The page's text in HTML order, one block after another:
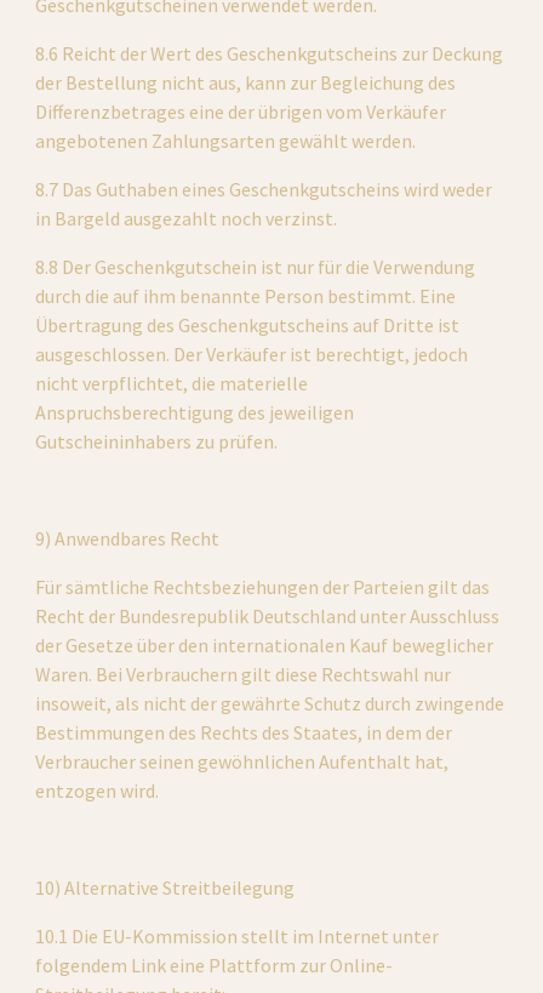
Geschenkgutscheinen verwendet werden.
8.6 Reicht der Wert des Geschenkgutscheins zur Deckung
der Bestellung nicht aus, kann zur Begleichung des
Differenzbetrages eine der übrigen vom Verkäufer
angebotenen Zahlungsarten gewählt werden.
8.7 Das Guthaben eines Geschenkgutscheins wird weder
in Bargeld ausgezahlt noch verzinst.
8.8 Der Geschenkgutschein ist nur für die Verwendung
durch die auf ihm benannte Person bestimmt. Eine
Übertragung des Geschenkgutscheins auf Dritte ist
ausgeschlossen. Der Verkäufer ist berechtigt, jedoch
nicht verpflichtet, die materielle
Anspruchsberechtigung des jeweiligen
Gutscheininhabers zu prüfen.
9) Anwendbares Recht
Für sämtliche Rechtsbeziehungen der Parteien gilt das
Recht der Bundesrepublik Deutschland unter Ausschluss
der Gesetze über den internationalen Kauf beweglicher
Waren. Bei Verbrauchern gilt diese Rechtswahl nur
insoweit, als nicht der gewährte Schutz durch zwingende
Bestimmungen des Rechts des Staates, in dem der
Verbraucher seinen gewöhnlichen Aufenthalt hat,
entzogen wird.
10) Alternative Streitbeilegung
10.1 Die EU-Kommission stellt im Internet unter
folgendem Link eine Plattform zur Online-